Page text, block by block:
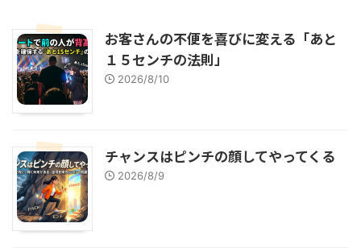
お客さんの不便を喜びに変える「あと
１５センチの法則」
2026/8/10
チャンスはピンチの顔してやってくる
2026/8/9